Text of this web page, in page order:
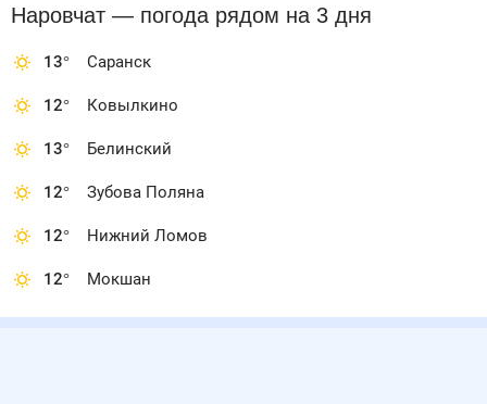
Наровчат — погода рядом на 3 дня
13° Саранск
12° Ковылкино
13° Белинский
12° Зубова Поляна
12° Нижний Ломов
12° Мокшан